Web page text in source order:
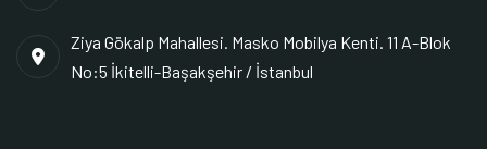
Ziya Gökalp Mahallesi. Masko Mobilya Kenti. 11 A-Blok
No:5 İkitelli-Başakşehir / İstanbul